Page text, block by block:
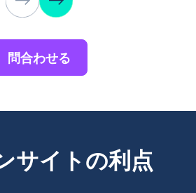
問合わせる
サイトの利点